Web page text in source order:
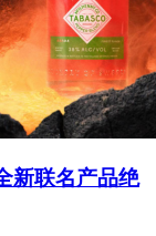
新联名产品绝